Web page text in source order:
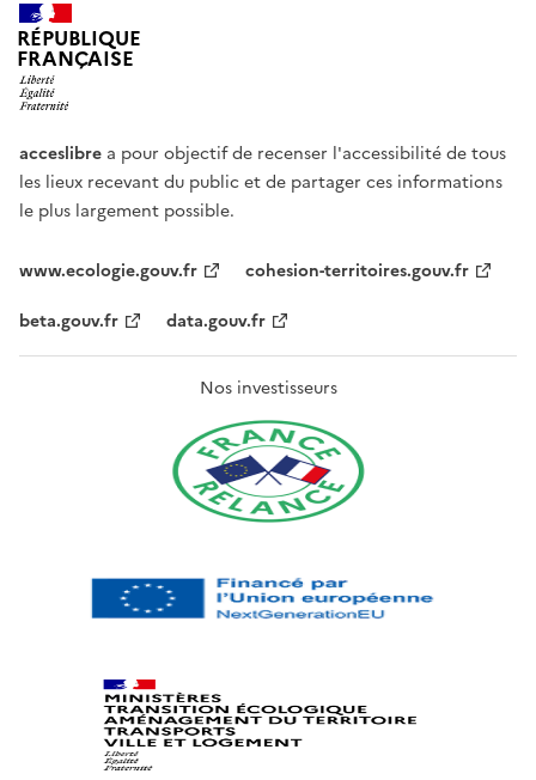
RÉPUBLIQUE
FRANÇAISE
acceslibre a pour objectif de recenser l'accessibilité de tous
les lieux recevant du public et de partager ces informations
le plus largement possible.
www.ecologie.gouv.fr
cohesion-territoires.gouv.fr
beta.gouv.fr
data.gouv.fr
Nos investisseurs